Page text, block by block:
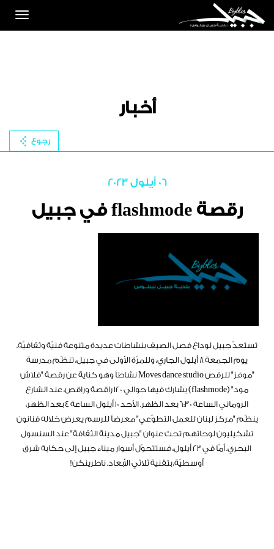
أخبار
رجوع
06 أيلول 2023
رقصة flashmode في جبيل
تستعدّ جبيل لوداع فصل الصيف بنشاطات عديدة متنوعة فنيّة وثقافيّة.
يوم الجمعة ٨ أيلول الجاري، وللمرّة الأولى في جبيل، تنظّم مدرسة
"موفز" للرقص Moves dance studio نشاطاً وهو كناية عن رقصة "فلاش
مود" (flashmode) يشارك فيها حوالي ١٢٠ راقصة وراقص، عند الشارع
الروماني الساعة ٦:٣٠ بعد الظهر. الأحد ١٠ أيلول الساعة ٤ بعد الظهر،
ينظّم "مركز لبنان للعمل التطوّعي" معرضاً للرسم يعرض خلاله فنانون
تشكيليون لوحاتهم تحت عنوان "جبيل مدينة الثقافة" عند السنسول
البحري. أمّا في ٢٣ أيلول، فستتحوّل أسوار ميناء جبيل إلى حكاية شرق
أوسطيّة، بتقنية ثلاثي الأبعاد. ناطرينكن!